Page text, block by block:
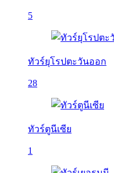
5
ทัวร์ยุโรปตะวันออก
28
ทัวร์ตูนีเซีย
1